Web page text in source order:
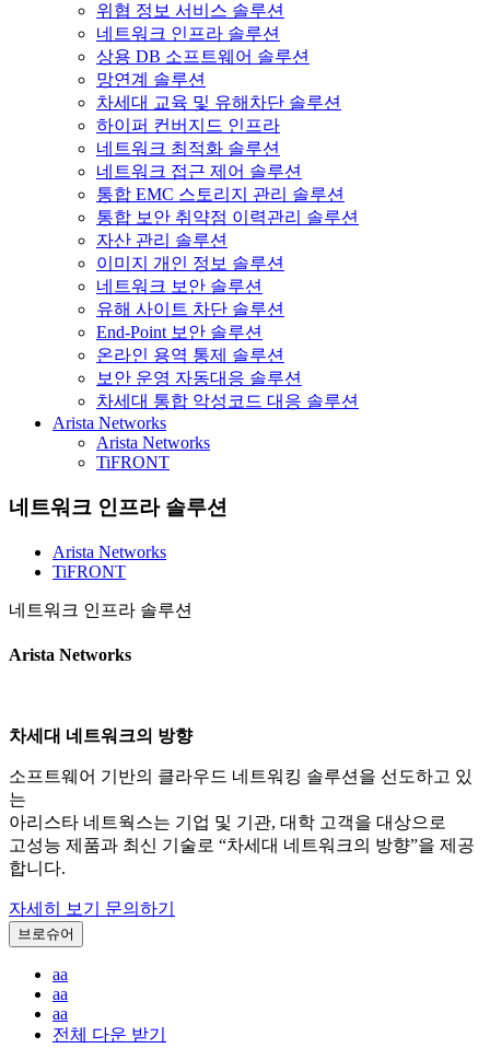
위협 정보 서비스 솔루션
네트워크 인프라 솔루션
상용 DB 소프트웨어 솔루션
망연계 솔루션
차세대 교육 및 유해차단 솔루션
하이퍼 컨버지드 인프라
네트워크 최적화 솔루션
네트워크 접근 제어 솔루션
통합 EMC 스토리지 관리 솔루션
통합 보안 취약점 이력관리 솔루션
자산 관리 솔루션
이미지 개인 정보 솔루션
네트워크 보안 솔루션
유해 사이트 차단 솔루션
End-Point 보안 솔루션
온라인 용역 통제 솔루션
보안 운영 자동대응 솔루션
차세대 통합 악성코드 대응 솔루션
Arista Networks
Arista Networks
TiFRONT
네트워크 인프라 솔루션
Arista Networks
TiFRONT
네트워크 인프라 솔루션
Arista Networks
차세대 네트워크의 방향
소프트웨어 기반의 클라우드 네트워킹 솔루션을 선도하고 있
는
아리스타 네트웍스는 기업 및 기관, 대학 고객을 대상으로
고성능 제품과 최신 기술로 “차세대 네트워크의 방향”을 제공
합니다.
자세히 보기 문의하기
브로슈어
aa
aa
aa
전체 다운 받기